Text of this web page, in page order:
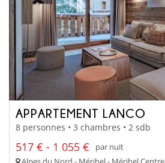
APPARTEMENT LANCO
8 personnes • 3 chambres • 2 sdb
517 € - 1 055 €
par nuit